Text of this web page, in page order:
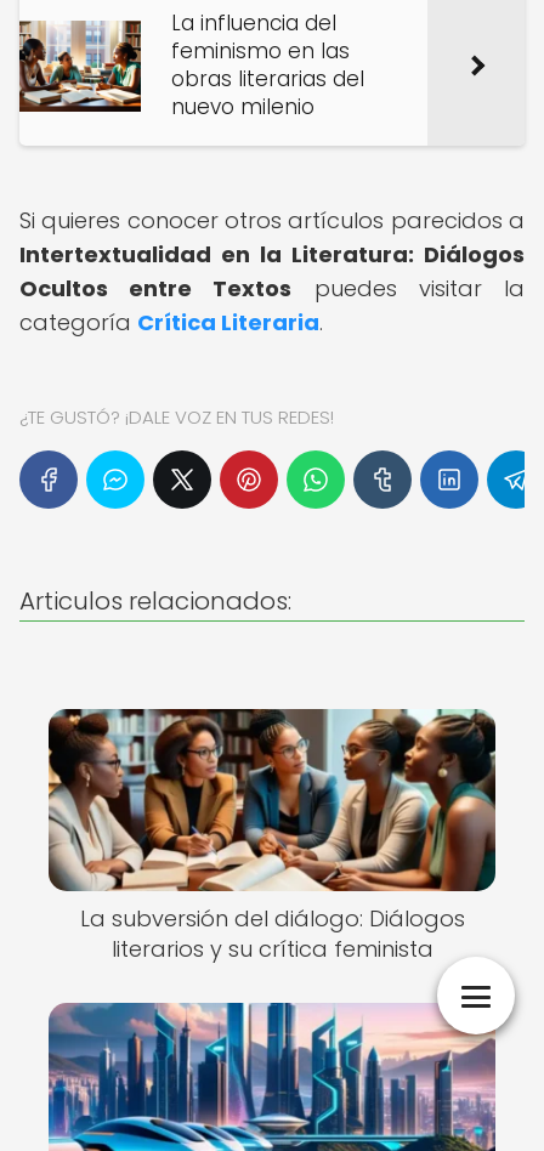
La influencia del
feminismo en las
obras literarias del
nuevo milenio
Si quieres conocer otros artículos parecidos a
Intertextualidad en la Literatura: Diálogos
Ocultos entre Textos puedes visitar la
categoría Crítica Literaria.
¿TE GUSTÓ? ¡DALE VOZ EN TUS REDES!
Articulos relacionados:
La subversión del diálogo: Diálogos
literarios y su crítica feminista